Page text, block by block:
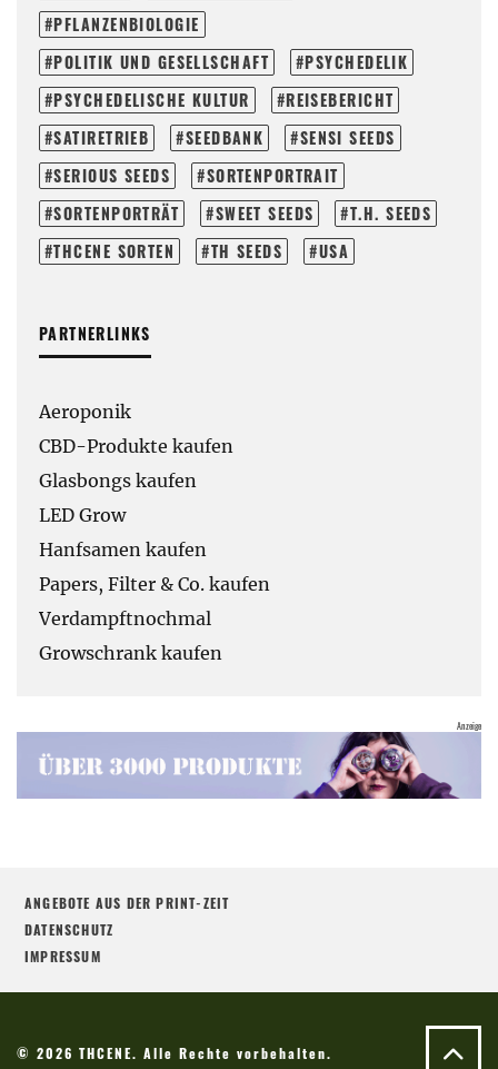
PFLANZENBIOLOGIE
POLITIK UND GESELLSCHAFT
PSYCHEDELIK
PSYCHEDELISCHE KULTUR
REISEBERICHT
SATIRETRIEB
SEEDBANK
SENSI SEEDS
SERIOUS SEEDS
SORTENPORTRAIT
SORTENPORTRÄT
SWEET SEEDS
T.H. SEEDS
THCENE SORTEN
TH SEEDS USA
PARTNERLINKS
Aeroponik
CBD-Produkte kaufen
Glasbongs kaufen
LED Grow
Hanfsamen kaufen
Papers, Filter & Co. kaufen
Verdampftnochmal
Growschrank kaufen
ANGEBOTE AUS DER PRINT-ZEIT
DATENSCHUTZ
IMPRESSUM
© 2026 THCENE. Alle Rechte vorbehalten.